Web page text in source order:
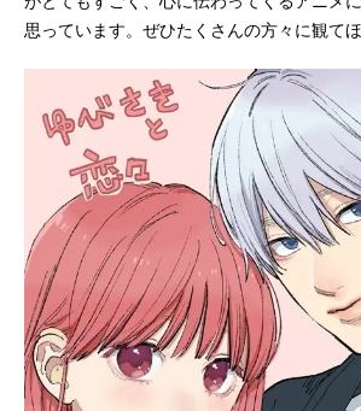
思っています。ぜひたくさんの方々に観てほ